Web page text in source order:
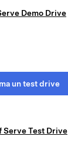
Demo Drive
un test drive
Serve Test Drive